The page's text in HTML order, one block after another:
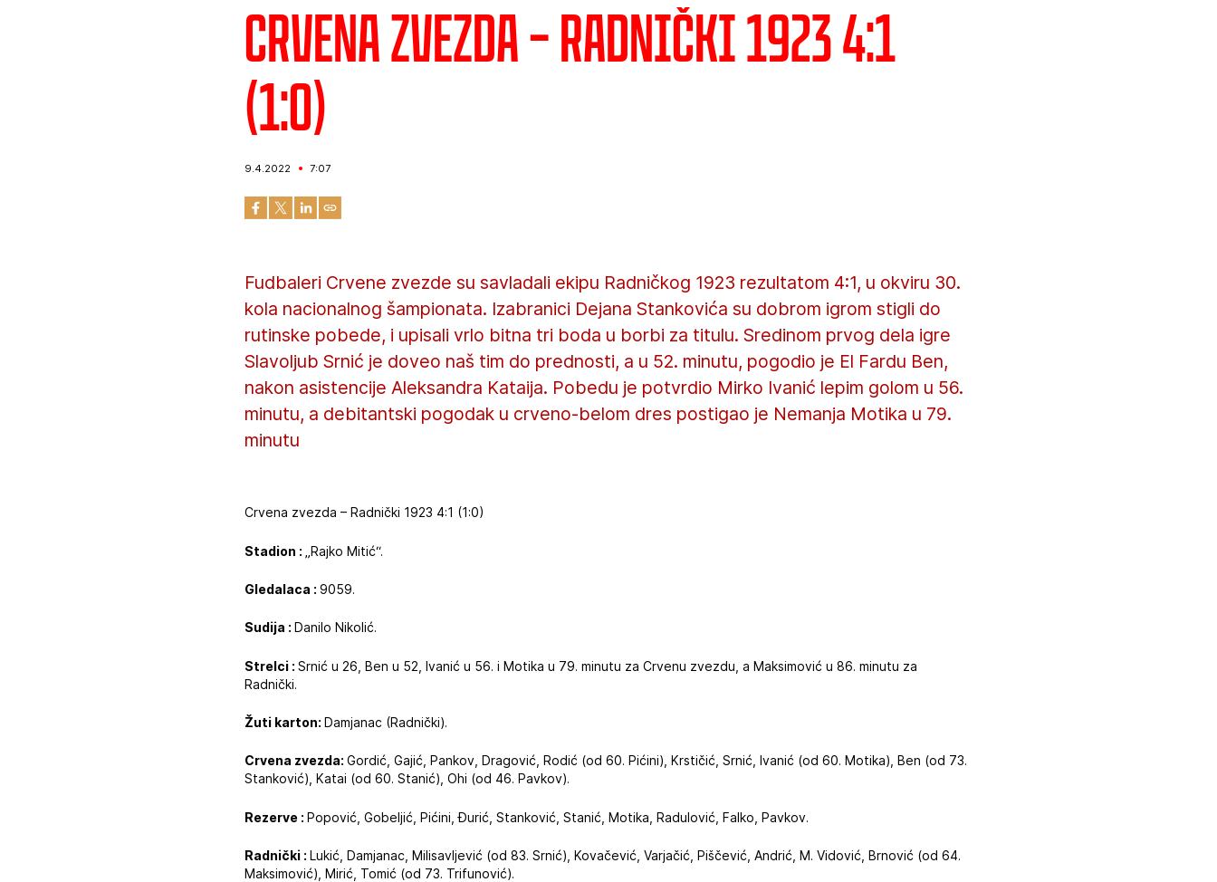
Crvena zvezda – Radnički 1923 4:1
(1:0)
9.4.2022 7:07
Fudbaleri Crvene zvezde su savladali ekipu Radničkog 1923 rezultatom 4:1, u okviru 30.
kola nacionalnog šampionata. Izabranici Dejana Stankovića su dobrom igrom stigli do
rutinske pobede, i upisali vrlo bitna tri boda u borbi za titulu. Sredinom prvog dela igre
Slavoljub Srnić je doveo naš tim do prednosti, a u 52. minutu, pogodio je El Fardu Ben,
nakon asistencije Aleksandra Kataija. Pobedu je potvrdio Mirko Ivanić lepim golom u 56.
minutu, a debitantski pogodak u crveno-belom dres postigao je Nemanja Motika u 79.
minutu
Crvena zvezda – Radnički 1923 4:1 (1:0)
Stadion : „Rajko Mitić“.
Gledalaca :9059.
Sudija :Danilo Nikolić.
Strelci :Srnić u 26, Ben u 52, Ivanić u 56. i Motika u 79. minutu za Crvenu zvezdu, a Maksimović u 86. minutu za
Radnički.
Žuti karton:Damjanac (Radnički).
Crvena zvezda:Gordić, Gajić, Pankov, Dragović, Rodić (od 60. Pićini), Krstičić, Srnić, Ivanić (od 60. Motika), Ben (od 73.
Stanković), Katai (od 60. Stanić), Ohi (od 46. Pavkov).
Rezerve :Popović, Gobeljić, Pićini, Đurić, Stanković, Stanić, Motika, Radulović, Falko, Pavkov.
Radnički :Lukić, Damjanac, Milisavljević (od 83. Srnić), Kovačević, Varjačić, Piščević, Andrić, M. Vidović, Brnović (od 64.
Maksimović), Mirić, Tomić (od 73. Trifunović).